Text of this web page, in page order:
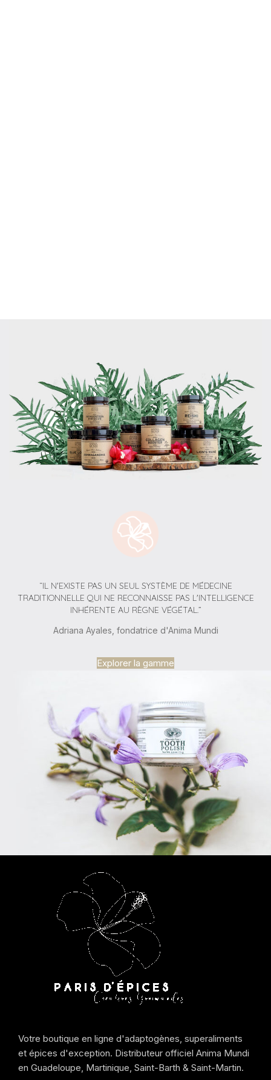
“IL N'EXISTE PAS UN SEUL SYSTÈME DE MÉDECINE
TRADITIONNELLE QUI NE RECONNAISSE PAS L'INTELLIGENCE
INHÉRENTE AU RÈGNE VÉGÉTAL.”
Adriana Ayales, fondatrice d'Anima Mundi
Explorer la gamme
Votre boutique en ligne d'adaptogènes, superaliments
et épices d'exception. Distributeur officiel Anima Mundi
en Guadeloupe, Martinique, Saint-Barth & Saint-Martin.